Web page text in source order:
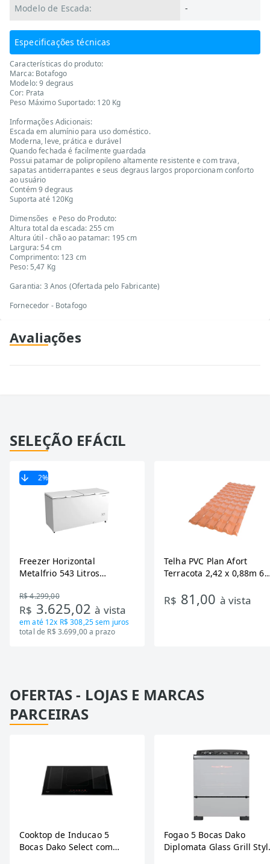
Modelo de Escada: -
Especificações técnicas
Características do produto:
Marca: Botafogo
Modelo: 9 degraus
Cor: Prata
Peso Máximo Suportado: 120 Kg
Informações Adicionais:
Escada em alumínio para uso doméstico.
Moderna, leve, prática e durável
Quando fechada é facilmente guardada
Possui patamar de polipropileno altamente resistente e com trava,
sapatas antiderrapantes e seus degraus largos proporcionam conforto
ao usuário
Contém 9 degraus
Suporta até 120Kg
Dimensões e Peso do Produto:
Altura total da escada: 255 cm
Altura útil - chão ao patamar: 195 cm
Largura: 54 cm
Comprimento: 123 cm
Peso: 5,47 Kg
Garantia: 3 Anos (Ofertada pelo Fabricante)
Fornecedor - Botafogo
Avaliações
SELEÇÃO EFÁCIL
2%
Freezer Horizontal
Metalfrio 543 Litros
Tecnologia Inverter, Branco,
Bivolt
R$ 4.299,00
R$ 3.625,02à vista
em até 12x R$ 308,25sem juros
total de R$ 3.699,00 a prazo
Telha PVC Plan Afort
Terracota 2,42 x 0,88m 6
R$ 81,00 à vista
OFERTAS - LOJAS E MARCAS
PARCEIRAS
Cooktop de Inducao 5
Bocas Dako Select com
Fogao 5 Bocas Dako
Diplomata Glass Grill